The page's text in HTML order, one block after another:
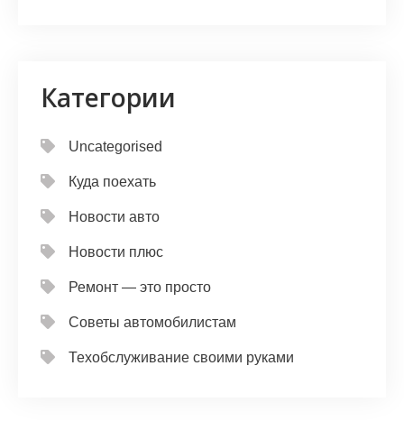
Категории
Uncategorised
Куда поехать
Новости авто
Новости плюс
Ремонт — это просто
Советы автомобилистам
Техобслуживание своими руками